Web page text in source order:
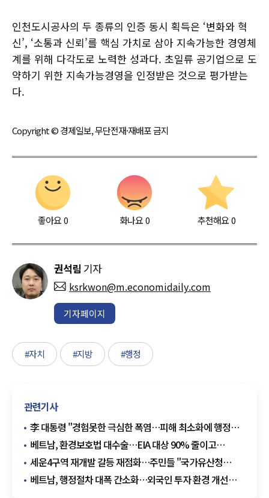
인천도시공사의 두 종류의 인증 동시 획득은 ‘변화와 혁
신’, ‘소통과 신뢰’를 핵심 가치로 삼아 지속가능한 경영체
계를 위해 다각도로 노력한 성과다. 초일류 공기업으로 도
약하기 위한 지속가능경영을 인정받은 것으로 평가받는
다.
Copyright © 경제일보, 무단전재·재배포 금지
좋아요0 화나요0 추천해요 0
권석림 기자
ksrkwon@m.economidaily.com
기자페이지
#자치 #지방 #행정
관련기사
李 대통령 "경험못한 극심한 폭염…피해 최소화에 행정력
총동원"
베트남, 환경보호법 대수술…EIA 대상 90% 줄이고
행정비용 52% 감축
세운4구역 재개발 갈등 재점화…주민들 "국가유산청
행정폭주" 반발
베트남, 행정절차 대폭 간소화…외국인 투자 환경 개선